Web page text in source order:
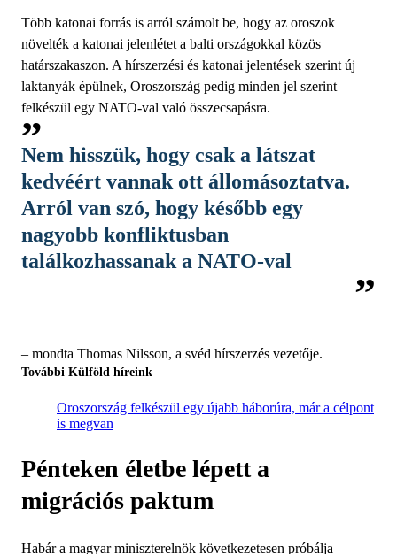
Több katonai forrás is arról számolt be, hogy az oroszok
növelték a katonai jelenlétet a balti országokkal közös
határszakaszon. A hírszerzési és katonai jelentések szerint új
laktanyák épülnek, Oroszország pedig minden jel szerint
felkészül egy NATO-val való összecsapásra.
Nem hisszük, hogy csak a látszat
kedvéért vannak ott állomásoztatva.
Arról van szó, hogy később egy
nagyobb konfliktusban
találkozhassanak a NATO-val
– mondta Thomas Nilsson, a svéd hírszerzés vezetője.
További Külföld híreink
Oroszország felkészül egy újabb háborúra, már a célpont
is megvan
Pénteken életbe lépett a
migrációs paktum
Habár a magyar miniszterelnök következetesen próbálja